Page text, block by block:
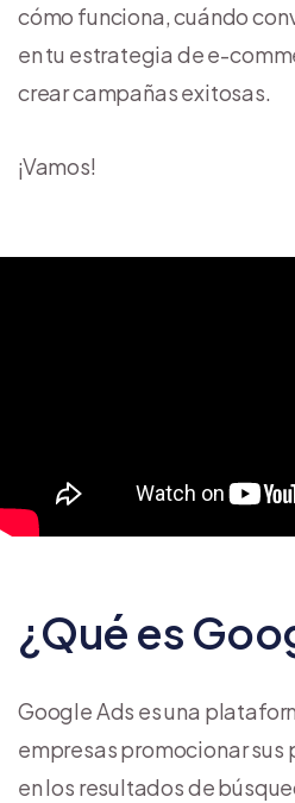
cómo funciona, cuándo
en tu estrategia de e-
crear campañas exitosas.
¡Vamos!
¿Qué es
Google Ads es una
empresas promocionar sus
en los resultados de